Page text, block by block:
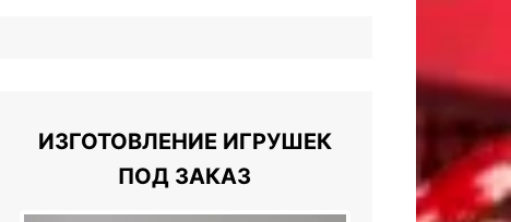
ИЗГОТОВЛЕНИЕ ИГРУШЕК
ПОД ЗАКАЗ